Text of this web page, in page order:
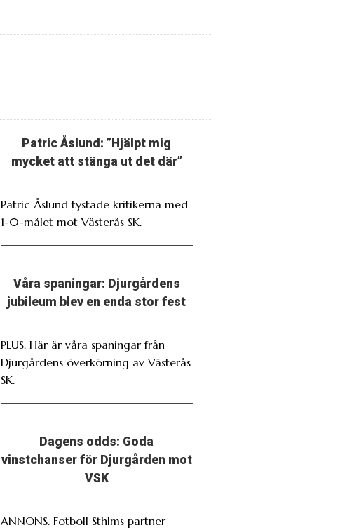
Patric Åslund: ”Hjälpt mig
mycket att stänga ut det där”
Patric Åslund tystade kritikerna med
1-0-målet mot Västerås SK.
Våra spaningar: Djurgårdens
jubileum blev en enda stor fest
PLUS. Här är våra spaningar från
Djurgårdens överkörning av Västerås
SK.
Dagens odds: Goda
vinstchanser för Djurgården mot
VSK
ANNONS. Fotboll Sthlms partner